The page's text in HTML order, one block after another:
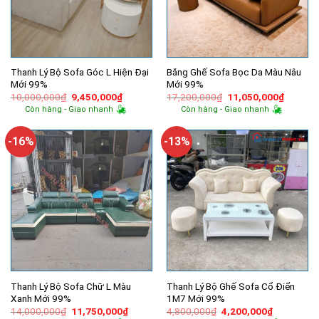
Thanh Lý Bộ Sofa Góc L Hiện Đại
Mới 99%
10,000,000₫ Giá
gốc
là:
9,450,000₫Giá
hiện
tại
9,450,000₫.
Còn hàng - Giao nhanh
Băng Ghế Sofa Bọc Da Màu Nâu
Mới 99%
17,200,000₫ Giá
gốc
là:
11,050,000₫Giá
hiện
Còn hàng - Giao nhanh
-16%
Thanh Lý Bộ Sofa Chữ L Màu
Xanh Mới 99%
14,000,000₫ Giá
11,750,000₫Giá
-13%
Thanh Lý Bộ Ghế Sofa Cổ Điển
1M7 Mới 99%
4,800,000₫ Giá
4,200,000₫Giá